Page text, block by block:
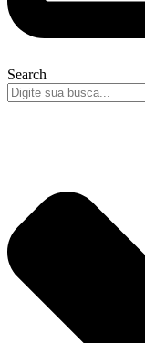
Search